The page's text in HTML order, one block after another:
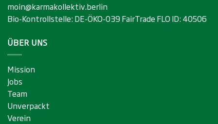
moin@karmakollektiv.berlin
Bio-Kontrollstelle:DE-ÖKO-039FairTrade FLO ID:40506
ÜBER UNS
Mission
Jobs
Team
Unverpackt
Verein